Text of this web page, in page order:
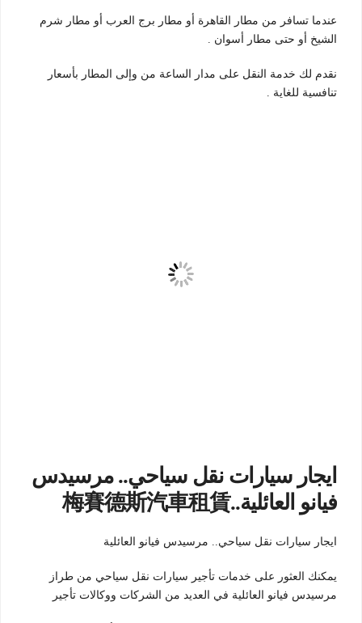
عندما تسافر من مطار القاهرة أو مطار برج العرب أو مطار شرم
الشيخ أو حتى مطار أسوان .
نقدم لك خدمة النقل على مدار الساعة من وإلى المطار بأسعار
تنافسية للغاية .
ايجار سيارات نقل سياحي.. مرسيدس
فيانو العائلية..梅賽德斯汽車租賃
ايجار سيارات نقل سياحي.. مرسيدس فيانو العائلية
يمكنك العثور على خدمات تأجير سيارات نقل سياحي من طراز
مرسيدس فيانو العائلية في العديد من الشركات ووكالات تأجير